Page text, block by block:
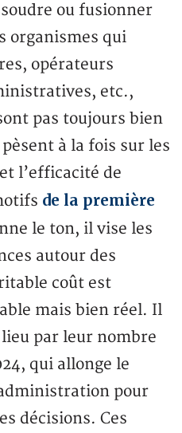
ou fusionner
organismes qui
opérateurs
etc.,
pas toujours bien
à la fois sur les
l’efficacité de
de la première
le ton, il vise les
autour des
coût est
mais bien réel. Il
par leur nombre
qui allonge le
pour
décisions. Ces